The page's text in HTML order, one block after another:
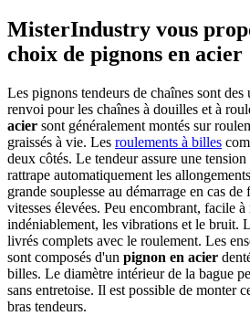
MisterIndustry vous
choix de pignons en acier
Les pignons tendeurs de chaînes sont des
renvoi pour les chaînes à douilles et à
acier sont généralement montés sur
graissés à vie. Les roulements à billes
deux côtés. Le tendeur assure une
rattrape automatiquement les
grande souplesse au démarrage en cas de
vitesses élevées. Peu encombrant, facile
indéniablement, les vibrations et le bruit.
livrés complets avec le roulement. Les
sont composés d'un pignon en acier
billes. Le diamètre intérieur de la bague
sans entretoise. Il est possible de monter
bras tendeurs.